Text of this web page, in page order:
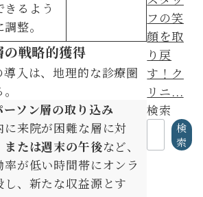
きるよう
調整。
戦略的獲得
入は、地理的な診療圏
ソン層の取り込み
来院が困難な層に対
または週末の午後など、
が低い時間帯にオンラ
、新たな収益源とす
フの笑
顔を取
り戻
す！ク
リニ...
検索
検
索